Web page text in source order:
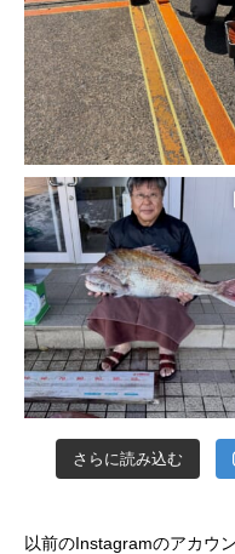
さらに読み込む
以前のInstagramのアカウ